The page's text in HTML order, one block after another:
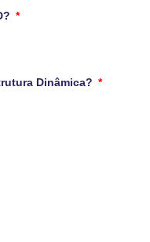
Dinâmica?